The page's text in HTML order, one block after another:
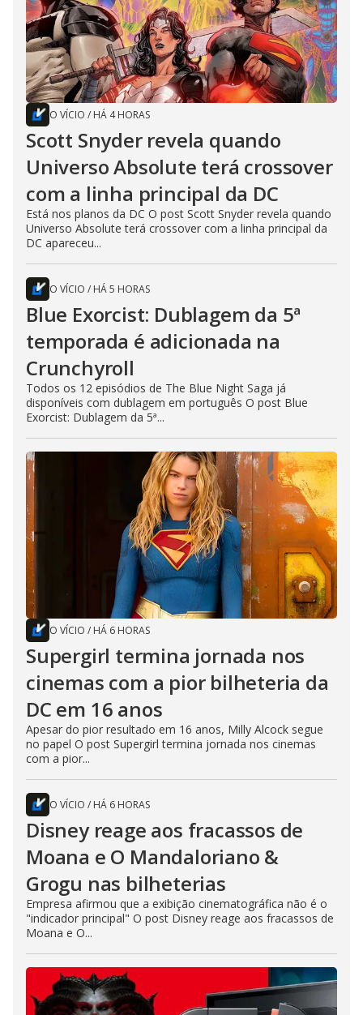
O VÍCIO / HÁ 4 HORAS
Scott Snyder revela quando
Universo Absolute terá crossover
com a linha principal da DC
Está nos planos da DC O post Scott Snyder revela quando
Universo Absolute terá crossover com a linha principal da
DC apareceu...
O VÍCIO / HÁ 5 HORAS
Blue Exorcist: Dublagem da 5ª
temporada é adicionada na
Crunchyroll
Todos os 12 episódios de The Blue Night Saga já
disponíveis com dublagem em português O post Blue
Exorcist: Dublagem da 5ª...
O VÍCIO / HÁ 6 HORAS
Supergirl termina jornada nos
cinemas com a pior bilheteria da
DC em 16 anos
Apesar do pior resultado em 16 anos, Milly Alcock segue
no papel O post Supergirl termina jornada nos cinemas
com a pior...
O VÍCIO / HÁ 6 HORAS
Disney reage aos fracassos de
Moana e O Mandaloriano &
Grogu nas bilheterias
Empresa afirmou que a exibição cinematográfica não é o
"indicador principal" O post Disney reage aos fracassos de
Moana e O...